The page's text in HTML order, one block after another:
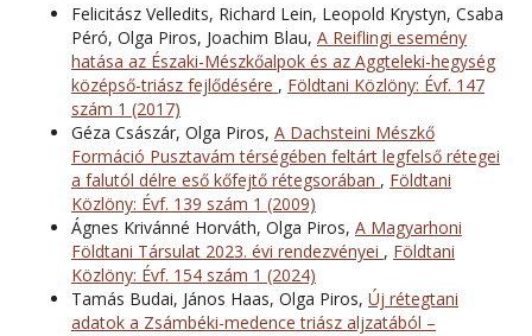
Felicitász Velledits, Richard Lein, Leopold Krystyn, Csaba
Péró, Olga Piros, Joachim Blau, A Reiflingi esemény
hatása az Északi-Mészkőalpok és az Aggteleki-hegység
középső-triász fejlődésére , Földtani Közlöny: Évf. 147
szám 1 (2017)
Géza Császár, Olga Piros, A Dachsteini Mészkő
Formáció Pusztavám térségében feltárt legfelső rétegei
a falutól délre eső kőfejtő rétegsorában , Földtani
Közlöny: Évf. 139 szám 1 (2009)
Ágnes Krivánné Horváth, Olga Piros, A Magyarhoni
Földtani Társulat 2023. évi rendezvényei , Földtani
Közlöny: Évf. 154 szám 1 (2024)
Tamás Budai, János Haas, Olga Piros, Új rétegtani
adatok a Zsámbéki-medence triász aljzatából –